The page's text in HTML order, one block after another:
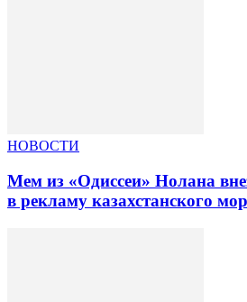
НОВОСТИ
Мем из «Одиссеи» Нолана
в рекламу казахстанского